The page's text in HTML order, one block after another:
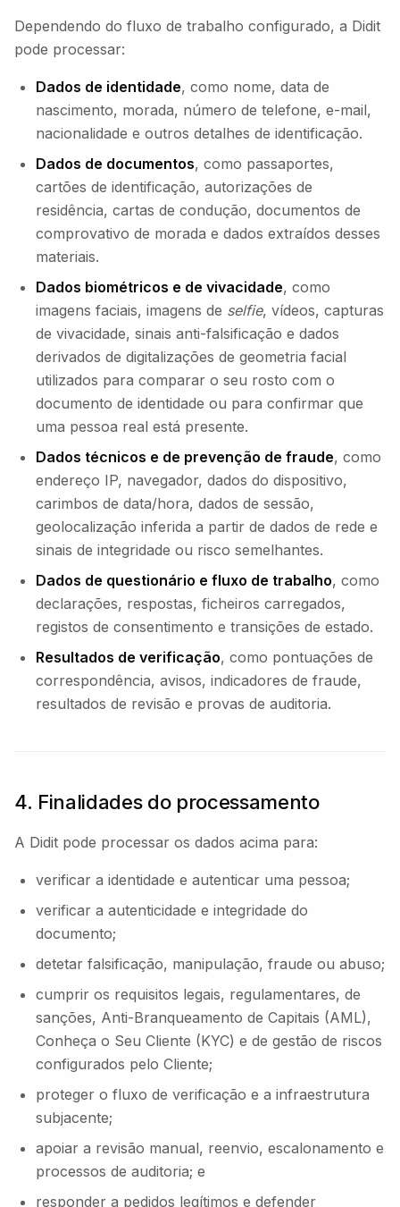
Dependendo do fluxo de trabalho configurado, a Didit
pode processar:
Dados de identidade, como nome, data de
nascimento, morada, número de telefone, e-mail,
nacionalidade e outros detalhes de identificação.
Dados de documentos, como passaportes,
cartões de identificação, autorizações de
residência, cartas de condução, documentos de
comprovativo de morada e dados extraídos desses
materiais.
Dados biométricos e de vivacidade, como
imagens faciais, imagens de selfie, vídeos, capturas
de vivacidade, sinais anti-falsificação e dados
derivados de digitalizações de geometria facial
utilizados para comparar o seu rosto com o
documento de identidade ou para confirmar que
uma pessoa real está presente.
Dados técnicos e de prevenção de fraude, como
endereço IP, navegador, dados do dispositivo,
carimbos de data/hora, dados de sessão,
geolocalização inferida a partir de dados de rede e
sinais de integridade ou risco semelhantes.
Dados de questionário e fluxo de trabalho, como
declarações, respostas, ficheiros carregados,
registos de consentimento e transições de estado.
Resultados de verificação, como pontuações de
correspondência, avisos, indicadores de fraude,
resultados de revisão e provas de auditoria.
4. Finalidades do processamento
A Didit pode processar os dados acima para:
verificar a identidade e autenticar uma pessoa;
verificar a autenticidade e integridade do
documento;
detetar falsificação, manipulação, fraude ou abuso;
cumprir os requisitos legais, regulamentares, de
sanções, Anti-Branqueamento de Capitais (AML),
Conheça o Seu Cliente (KYC) e de gestão de riscos
configurados pelo Cliente;
proteger o fluxo de verificação e a infraestrutura
subjacente;
apoiar a revisão manual, reenvio, escalonamento e
processos de auditoria; e
responder a pedidos legítimos e defender